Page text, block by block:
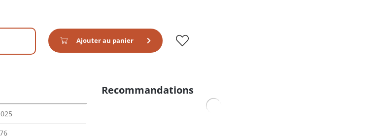
Ajouter au panier
Recommandations